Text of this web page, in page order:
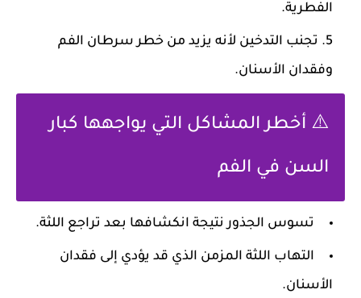
الفطرية.
تجنب التدخين لأنه يزيد من خطر سرطان الفم
وفقدان الأسنان.
⚠️ أخطر المشاكل التي يواجهها كبار
السن في الفم
تسوس الجذور نتيجة انكشافها بعد تراجع اللثة.
التهاب اللثة المزمن الذي قد يؤدي إلى فقدان
الأسنان.